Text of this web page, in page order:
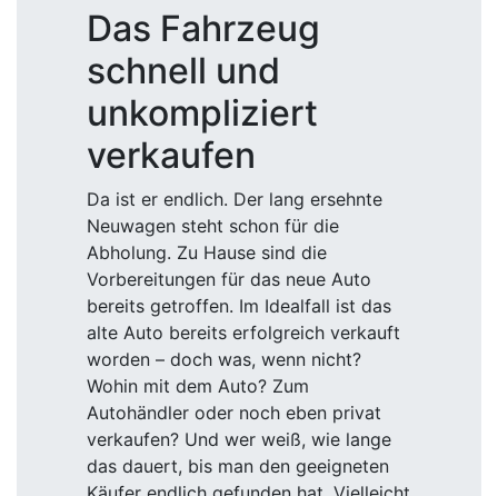
Das Fahrzeug
schnell und
unkompliziert
verkaufen
Da ist er endlich. Der lang ersehnte
Neuwagen steht schon für die
Abholung. Zu Hause sind die
Vorbereitungen für das neue Auto
bereits getroffen. Im Idealfall ist das
alte Auto bereits erfolgreich verkauft
worden – doch was, wenn nicht?
Wohin mit dem Auto? Zum
Autohändler oder noch eben privat
verkaufen? Und wer weiß, wie lange
das dauert, bis man den geeigneten